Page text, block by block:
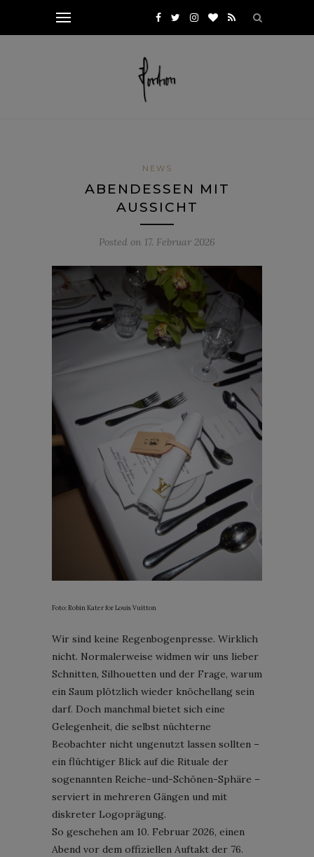
NEWS
ABENDESSEN MIT
AUSSICHT
Posted on 17. Februar 2026
Foto: Robin Kater for Louis Vuitton
Wir sind keine Regenbogenpresse. Wirklich
nicht. Normalerweise widmen wir uns lieber
Schnitten, Silhouetten und der Frage, warum
ein Saum plötzlich wieder knöchellang sein
darf. Doch manchmal bietet sich eine
Gelegenheit, die selbst nüchterne
Beobachter nicht ungenutzt lassen sollten –
ein flüchtiger Blick auf die Rituale der
sogenannten Reiche-und-Schönen-Sphäre –
serviert in mehreren Gängen und mit
diskreter Logoprägung.
So geschehen am 10. Februar 2026, einen
Abend vor dem offiziellen Auftakt der 76.